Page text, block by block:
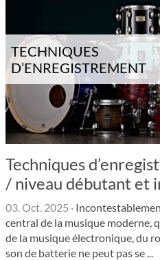
TECHNIQUES
D’ENREGISTREMENT
Techniques
/ niveau débutant et
03. Oct. 2025 ·
central de la musique moderne,
de la musique électronique, du
son de batterie ne peut pas se ...